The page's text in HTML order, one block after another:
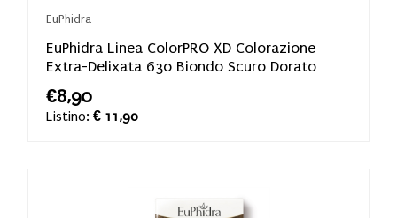
EuPhidra
EuPhidra Linea ColorPRO XD Colorazione
Extra-Delixata 630 Biondo Scuro Dorato
€8,90
Listino: € 11,90